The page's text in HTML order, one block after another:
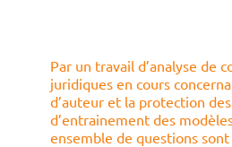
Par un travail d’analyse de
juridiques en cours
d’auteur et la protection
d’entrainement des
ensemble de questions sont